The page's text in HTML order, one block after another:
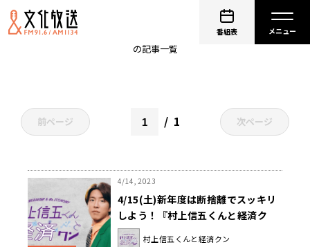
番組表
の記事一覧
前ページ 1 次ページ
4/14, 2023
4/15(土)新年度は断捨離でスッキリ
しよう！『村上信五くんと経済ク
ン』
村上信五くんと経済クン